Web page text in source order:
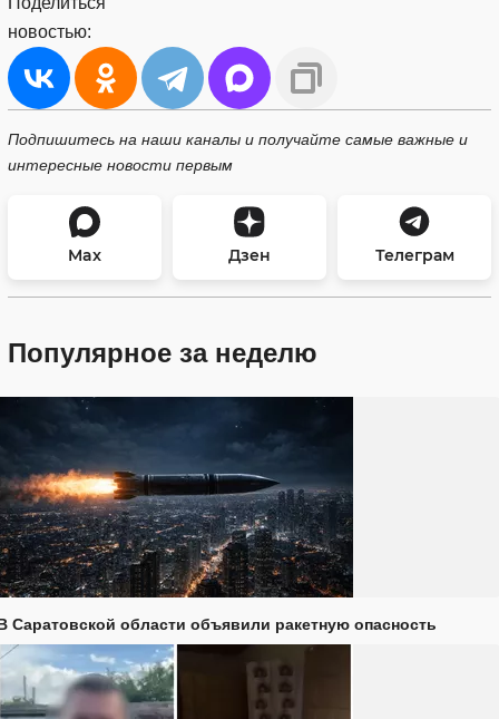
новостью:
Подпишитесь на наши каналы и получайте самые важные и
интересные новости первым
Max Дзен Телеграм
Популярное за неделю
Саратовской области объявили ракетную опасность